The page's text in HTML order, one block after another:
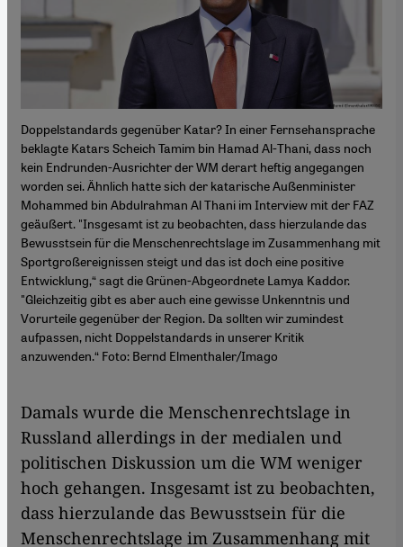
Doppelstandards gegenüber Katar? In einer Fernsehansprache
beklagte Katars Scheich Tamim bin Hamad Al-Thani, dass noch
kein Endrunden-Ausrichter der WM derart heftig angegangen
worden sei. Ähnlich hatte sich der katarische Außenminister
Mohammed bin Abdulrahman Al Thani im Interview mit der FAZ
geäußert. "Insgesamt ist zu beobachten, dass hierzulande das
Bewusstsein für die Menschenrechtslage im Zusammenhang mit
Sportgroßereignissen steigt und das ist doch eine positive
Entwicklung,“ sagt die Grünen-Abgeordnete Lamya Kaddor.
"Gleichzeitig gibt es aber auch eine gewisse Unkenntnis und
Vorurteile gegenüber der Region. Da sollten wir zumindest
aufpassen, nicht Doppelstandards in unserer Kritik
anzuwenden.“ Foto: Bernd Elmenthaler/Imago
Damals wurde die Menschenrechtslage in
Russland allerdings in der medialen und
politischen Diskussion um die WM weniger
hoch gehangen. Insgesamt ist zu beobachten,
dass hierzulande das Bewusstsein für die
Menschenrechtslage im Zusammenhang mit